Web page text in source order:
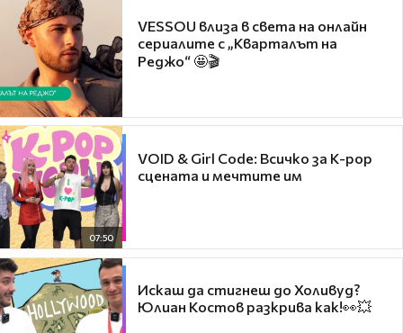
VESSOU влиза в света на онлайн
сериалите с „Кварталът на
Реджо“ 🤩🎬
07:50
VOID & Girl Code: Всичко за K-pop
сцената и мечтите им
Искаш да стигнеш до Холивуд?
Юлиан Костов разкрива как!👀💥